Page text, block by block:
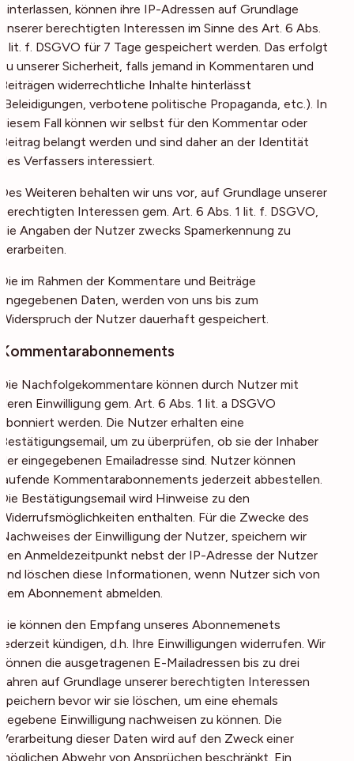
hinterlassen, können ihre IP-Adressen auf Grundlage
unserer berechtigten Interessen im Sinne des Art. 6 Abs.
1 lit. f. DSGVO für 7 Tage gespeichert werden. Das erfolgt
zu unserer Sicherheit, falls jemand in Kommentaren und
Beiträgen widerrechtliche Inhalte hinterlässt
(Beleidigungen, verbotene politische Propaganda, etc.). In
diesem Fall können wir selbst für den Kommentar oder
Beitrag belangt werden und sind daher an der Identität
des Verfassers interessiert.
Des Weiteren behalten wir uns vor, auf Grundlage unserer
berechtigten Interessen gem. Art. 6 Abs. 1 lit. f. DSGVO,
die Angaben der Nutzer zwecks Spamerkennung zu
verarbeiten.
Die im Rahmen der Kommentare und Beiträge
angegebenen Daten, werden von uns bis zum
Widerspruch der Nutzer dauerhaft gespeichert.
Kommentarabonnements
Die Nachfolgekommentare können durch Nutzer mit
deren Einwilligung gem. Art. 6 Abs. 1 lit. a DSGVO
abonniert werden. Die Nutzer erhalten eine
Bestätigungsemail, um zu überprüfen, ob sie der Inhaber
der eingegebenen Emailadresse sind. Nutzer können
laufende Kommentarabonnements jederzeit abbestellen.
Die Bestätigungsemail wird Hinweise zu den
Widerrufsmöglichkeiten enthalten. Für die Zwecke des
Nachweises der Einwilligung der Nutzer, speichern wir
den Anmeldezeitpunkt nebst der IP-Adresse der Nutzer
und löschen diese Informationen, wenn Nutzer sich von
dem Abonnement abmelden.
Sie können den Empfang unseres Abonnemenets
jederzeit kündigen, d.h. Ihre Einwilligungen widerrufen. Wir
können die ausgetragenen E-Mailadressen bis zu drei
Jahren auf Grundlage unserer berechtigten Interessen
speichern bevor wir sie löschen, um eine ehemals
gegebene Einwilligung nachweisen zu können. Die
Verarbeitung dieser Daten wird auf den Zweck einer
möglichen Abwehr von Ansprüchen beschränkt. Ein